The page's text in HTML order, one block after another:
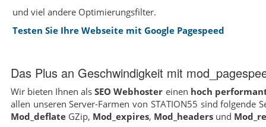
und viel andere Optimierungsfilter.
Testen Sie Ihre Webseite mit Google Pagespeed
Das Plus an Geschwindigkeit mit
Wir bieten Ihnen alsSEO Webhoster einen hoch
allen unseren Server-Farmen von STATION55 sind folgende
Mod_deflate GZip, Mod_expires, Mod_headers und